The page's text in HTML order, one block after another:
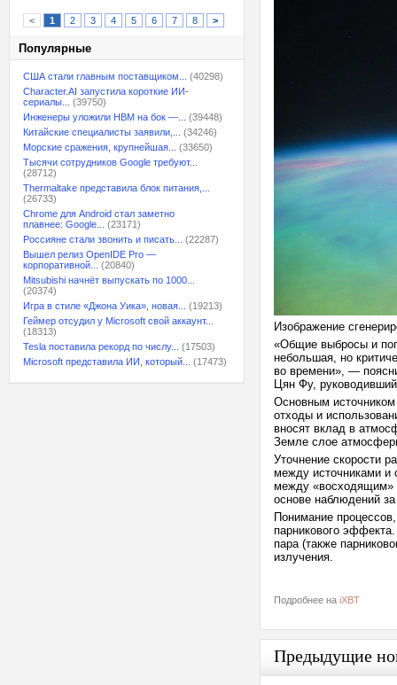
< 1 2 3 4 5 6 7 8 >
Популярные
США стали главным поставщиком...
(40298)
Character.AI запустила короткие ИИ-
сериалы...
(39750)
Инженеры уложили HBM на бок —...
(39448)
Китайские специалисты заявили,...
(34246)
Морские сражения, крупнейшая...
(33650)
Тысячи сотрудников Google требуют...
(28712)
Thermaltake представила блок питания,...
(26733)
Chrome для Android стал заметно
плавнее: Google...
(23171)
Россияне стали звонить и писать...
(22287)
Вышел релиз OpenIDE Pro —
корпоративной...
(20840)
Mitsubishi начнёт выпускать по 1000...
(20374)
Игра в стиле «Джона Уика», новая...
(19213)
Геймер отсудил у Microsoft свой аккаунт...
(18313)
Tesla поставила рекорд по числу...
(17503)
Microsoft представила ИИ, который...
(17473)
Изображение
«Общие выбросы и
небольшая, но
во времени», —
Цян Фу,
Основным
отходы и
вносят вклад в
Земле слое
Уточнение скорости
между источниками и
между «восходящим»
основе наблюдений
Понимание
парникового
пара (также
излучения.
Подробнее на iXBT
Предыдущие